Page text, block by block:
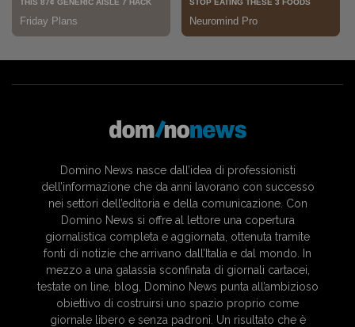
Domino News nasce dall’idea di professionisti
dell’informazione che da anni lavorano con successo
nei settori dell’editoria e della comunicazione. Con
Domino News si offre al lettore una copertura
giornalistica completa e aggiornata, ottenuta tramite
fonti di notizie che arrivano dall’Italia e dal mondo. In
mezzo a una galassia sconfinata di giornali cartacei,
testate on line, blog, Domino News punta all’ambizioso
obiettivo di costruirsi uno spazio proprio come
giornale libero e senza padroni. Un risultato che è